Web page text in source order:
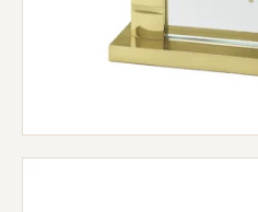
ANFRAGE
FIRMENGESCHICHTE
SCHWARZWALD